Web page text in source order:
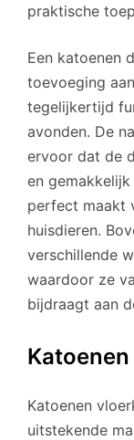
praktische
Een katoenen
toevoeging
tegelijkertijd
avonden. De
ervoor dat de
en
perfect maakt
huisdieren.
verschillende
waardoor ze
bijdraagt aan
Katoenen
uitstekende